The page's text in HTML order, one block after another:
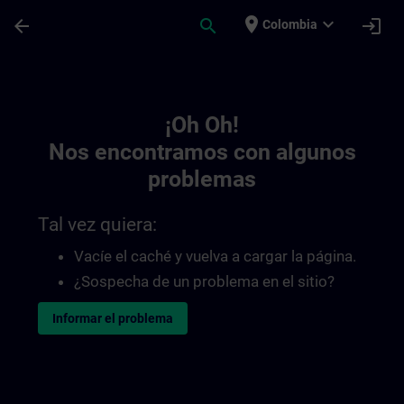
arrow_back search place Colombia expand_more login
¡Oh Oh!
Nos encontramos con algunos
problemas
Tal vez quiera:
Vacíe el caché y vuelva a cargar la página.
¿Sospecha de un problema en el sitio?
Informar el problema